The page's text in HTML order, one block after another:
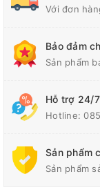
Với đơn
Bảo đảm
Sản phẩm
Hỗ trợ 24/7
Hotline:
Sản phẩm
Sản phẩm